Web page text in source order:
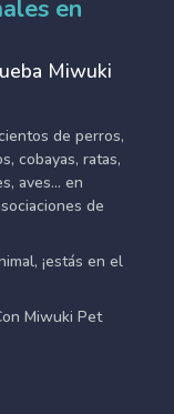
en
Miwuki
de perros,
cobayas, ratas,
aves... en
de
¡estás en el
Miwuki Pet